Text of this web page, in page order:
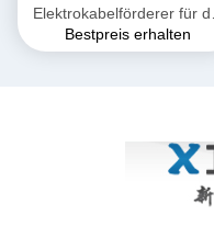
Elektrokabelförderer für die
unterirdische Verlegung
Bestpreis erhalten